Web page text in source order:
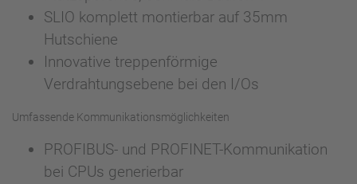
SLIO komplett montierbar auf 35mm
Hutschiene
Innovative treppenförmige
Verdrahtungsebene bei den I/Os
Umfassende Kommunikationsmöglichkeiten
PROFIBUS- und PROFINET-Kommunikation
bei CPUs generierbar